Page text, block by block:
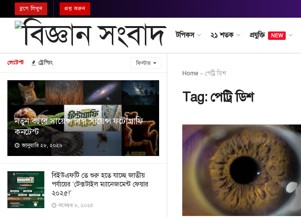
লেটেস্ট ট্রেন্ডিং ফিল্টার
নতুন বছরে সায়েন্স বি’র সায়েন্স ফটোগ্রাফি
কনটেস্ট
জানুয়ারি ২৮, ২০২৬
বিইউএফটি তে শুরু হতে যাচ্ছে জাতীয়
পর্যায়ের ‘টেক্সটাইল ম্যানেজমেন্ট ফেয়ার
২০২৫!’
নভেম্বর ৮, ২০২৫
ব্লগে লিখুন প্রশ্ন করুন
টপিকস ২১ শতক প্রযুক্তি NEW
Home » পেট্রি ডিশ
Tag:পেট্রি ডিশ